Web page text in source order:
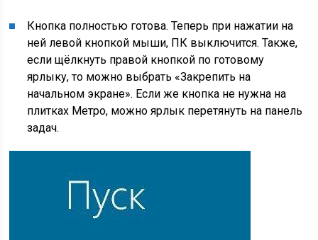
Кнопка полностью готова. Теперь при нажатии на
ней левой кнопкой мыши, ПК выключится. Также,
если щёлкнуть правой кнопкой по готовому
ярлыку, то можно выбрать «Закрепить на
начальном экране». Если же кнопка не нужна на
плитках Метро, можно ярлык перетянуть на панель
задач.